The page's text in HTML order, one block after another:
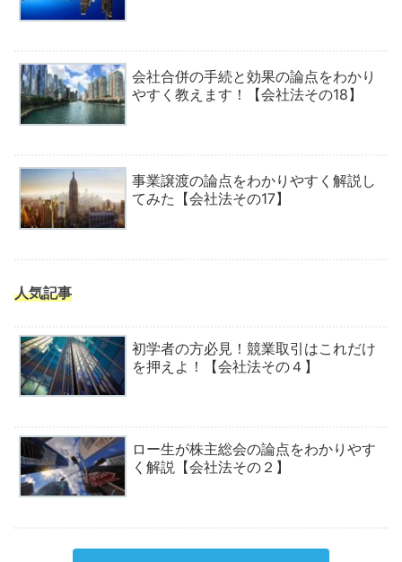
会社合併の手続と効果の論点をわかり
やすく教えます！【会社法その18】
事業譲渡の論点をわかりやすく解説し
てみた【会社法その17】
人気記事
初学者の方必見！競業取引はこれだけ
を押えよ！【会社法その４】
ロー生が株主総会の論点をわかりやす
く解説【会社法その２】